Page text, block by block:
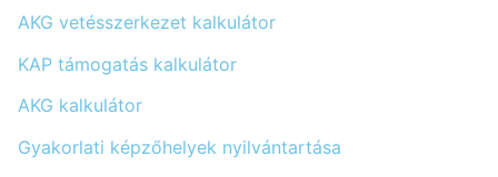
AKG vetésszerkezet kalkulátor
KAP támogatás kalkulátor
AKG kalkulátor
Gyakorlati képzőhelyek nyilvántartása